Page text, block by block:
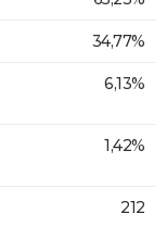
34,77%
6,13%
1,42%
212